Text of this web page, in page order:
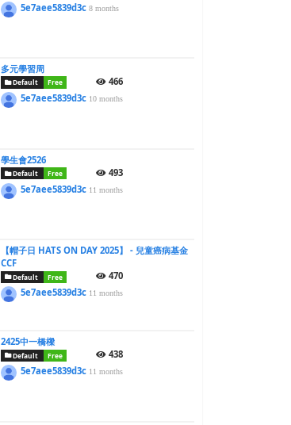
5e7aee5839d3c8 months
多元學習周
Default Free
466
5e7aee5839d3c 10 months
學生會2526
Default Free
493
5e7aee5839d3c 11 months
【帽子日 HATS ON DAY 2025】 - 兒童癌病基金
CCF
Default Free
470
5e7aee5839d3c 11 months
2425中一橋樑
Default Free
438
5e7aee5839d3c 11 months